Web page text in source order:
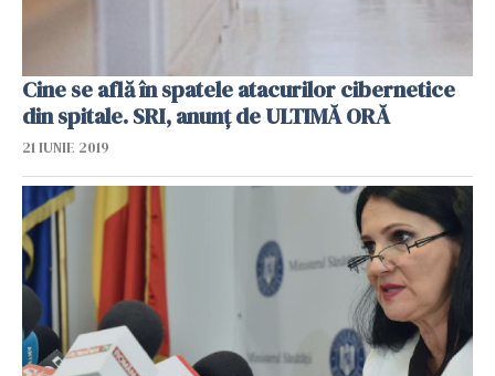
Cine se află în spatele atacurilor cibernetice
din spitale. SRI, anunț de ULTIMĂ ORĂ
21 IUNIE 2019